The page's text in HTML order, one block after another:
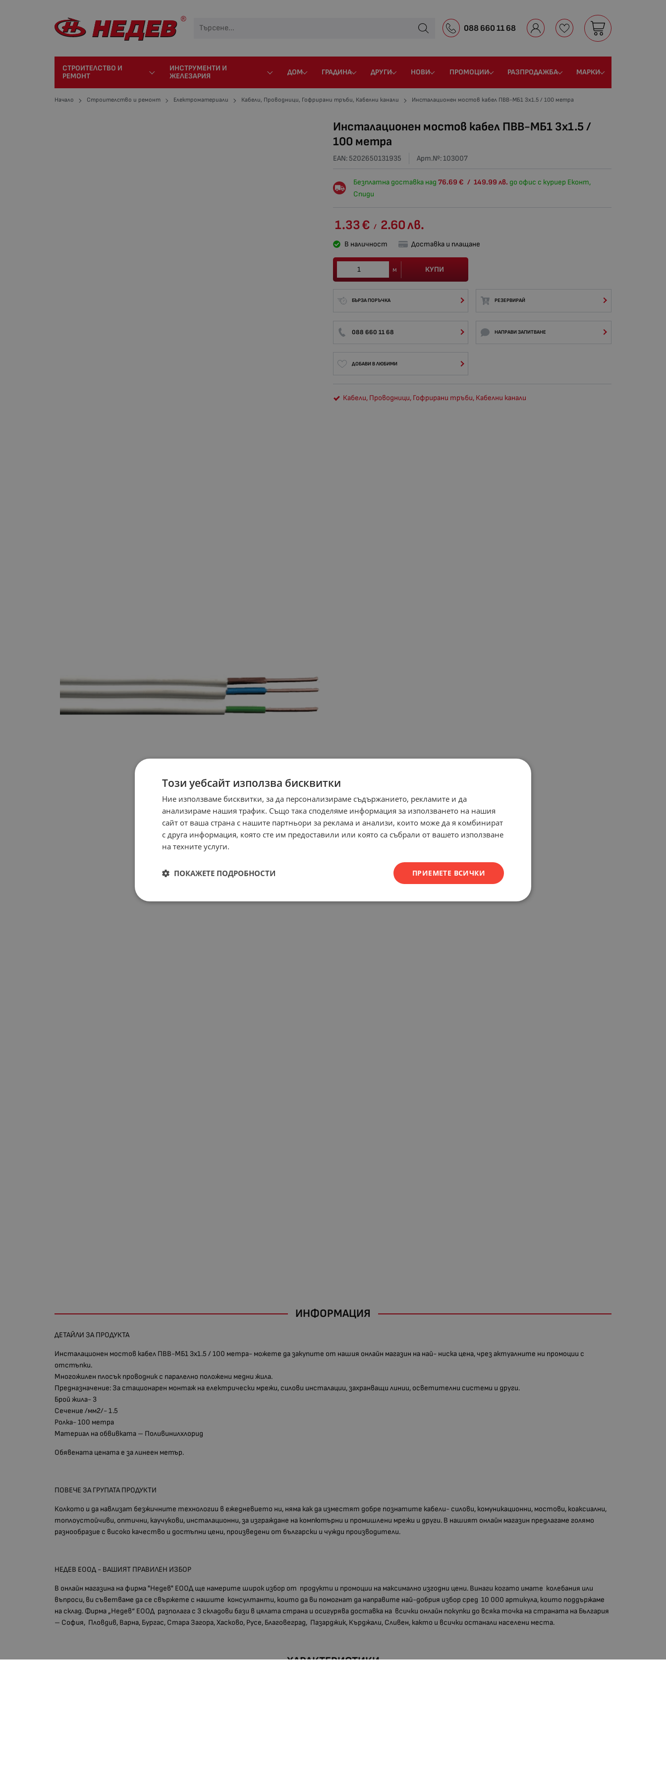
088 660 11 68
СТРОИТЕЛСТВО И
РЕМОНТ
ИНСТРУМЕНТИ И
ЖЕЛЕЗАРИЯ
ДОМ ГРАДИНА ДРУГИ НОВИ ПРОМОЦИИ РАЗПРОДАЖБА МАРКИ
Начало Строителство и ремонт Електроматериали Кабели, Проводници, Гофрирани тръби, Кабелни канали Инсталационен мостов кабел ПВВ-МБ1 3х1.5 / 100 метра
Инсталационен мостов кабел ПВВ-МБ1 3х1.5 /
100 метра
EAN: 5202650131935 Арт.№:103007
Безплатна доставка над76.69 € / 149.99 лв. до офис с куриер Еконт,
Спиди
1.33€ / 2.60лв.
В наличност Доставка и плащане
м КУПИ
БЪРЗА ПОРЪЧКА РЕЗЕРВИРАЙ
088 660 11 68 НАПРАВИ ЗАПИТВАНЕ
ДОБАВИ В ЛЮБИМИ
Кабели, Проводници, Гофрирани тръби, Кабелни канали
ИНФОРМАЦИЯ
ДЕТАЙЛИ ЗА ПРОДУКТА
Инсталационен мостов кабел ПВВ-МБ1 3х1.5 / 100 метра- можете да закупите от нашия онлайн магазин на най- ниска цена, чрез актуалните ни промоции с
отстъпки.
Многожилен плосък проводник с паралелно положени медни жила.
Предназначение: За стационарен монтаж на електрически мрежи, силови инсталации, захранващи линии, осветителни системи и други.
Брой жила- 3
Сечение /мм2/- 1.5
Ролка- 100 метра
Материал на обвивката – Поливинилхлорид
Обявената цената е за линеен метър.
ПОВЕЧЕ ЗА ГРУПАТА ПРОДУКТИ
Колкото и да навлизат безжичните технологии в ежедневието ни, няма как да изместят добре познатите кабели- силови, комуникационни, мостови, коаксиални,
топлоустойчиви, оптични, каучукови, инсталационни, за изграждане на компютърни и промишлени мрежи и други. В нашият онлайн магазин предлагаме голямо
разнообразие с високо качество и достъпни цени, произведени от български и чужди производители.
НЕДЕВ ЕООД - ВАШИЯТ ПРАВИЛЕН ИЗБОР
В онлайн магазина на фирма "Недев" ЕООД ще намерите широк избор от продукти и промоции на максимално изгодни цени. Винаги когато имате колебания или
въпроси, ви съветваме да се свържете с нашите консултанти, които да ви помогнат да направите най-добрия избор сред 10 000 артикула, които поддържаме
на склад. Фирма „Недев“ ЕООД разполага с 3 складови бази в цялата страна и осигурява доставка на всички онлайн покупки до всяка точка на страната на България
– София, Пловдив, Варна, Бургас, Стара Загора, Хасково, Русе, Благовеград, Пазарджик, Кърджали, Сливен, както и всички останали населени места.
ХАРАКТЕРИСТИКИ
Този уебсайт използва бисквитки
Ние използваме бисквитки, за да персонализираме съдържанието, рекламите и да
анализираме нашия трафик. Също така споделяме информация за използването на нашия
сайт от ваша страна с нашите партньори за реклама и анализи, които може да я комбинират
с друга информация, която сте им предоставили или която са събрали от вашето използване
на техните услуги.
ПРИЕМЕТЕ ВСИЧКИ
ПОКАЖЕТЕ ПОДРОБНОСТИ